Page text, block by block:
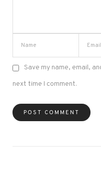
Save my name, email,
next time I comment.